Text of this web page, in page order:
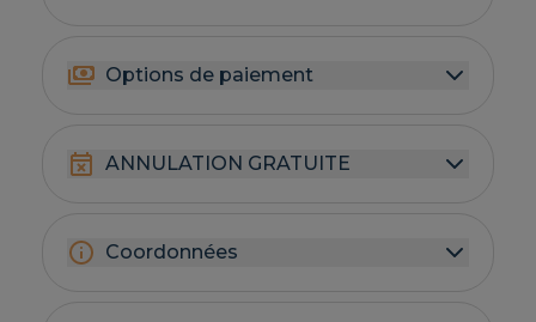
Options de paiement
ANNULATION GRATUITE
Coordonnées